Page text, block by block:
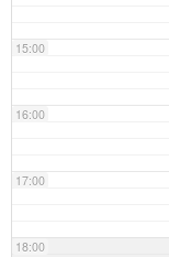
15:00
16:00
17:00
18:00